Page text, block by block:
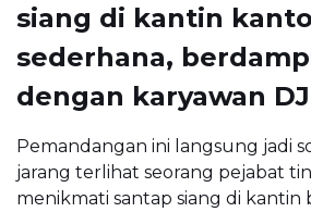
siang di kantin
sederhana,
dengan karyawan
Pemandangan ini langsung jadi
jarang terlihat seorang pejabat
menikmati santap siang di kantin